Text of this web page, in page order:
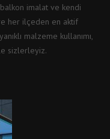
imalat ve kendi
her ilçeden en aktif
malzeme kullanımı,
sizlerleyiz.